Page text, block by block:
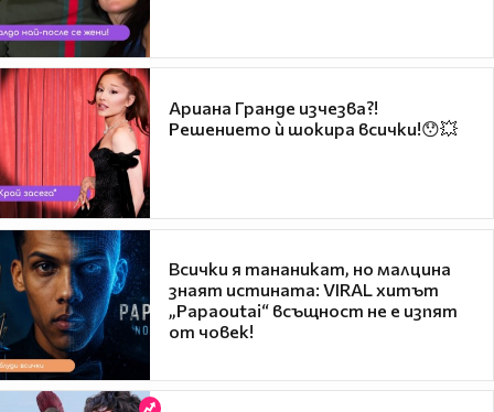
Ариана Гранде изчезва?!
Решението ѝ шокира всички!😯💥
Всички я тананикат, но малцина
знаят истината: VIRAL хитът
„Papaoutai“ всъщност не е изпят
от човек!